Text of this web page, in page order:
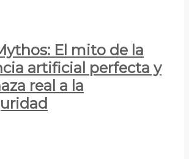
El mito de la
artificial perfecta y
real a la